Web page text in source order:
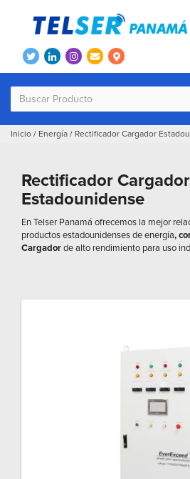
Inicio / Energía / Rectificador Cargador
Rectificador Cargador
Estadounidense
En Telser Panamá ofrecemos la mejor
productos estadounidenses de energía,
Cargadorde alto rendimiento para uso